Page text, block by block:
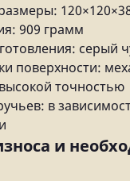
909 грамм
серый
поверхности:
точностью
в
и